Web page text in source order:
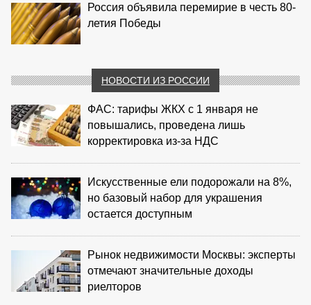
Россия объявила перемирие в честь 80-
летия Победы
НОВОСТИ ИЗ РОССИИ
ФАС: тарифы ЖКХ с 1 января не
повышались, проведена лишь
корректировка из‑за НДС
Искусственные ели подорожали на 8%,
но базовый набор для украшения
остается доступным
Рынок недвижимости Москвы: эксперты
отмечают значительные доходы
риелторов